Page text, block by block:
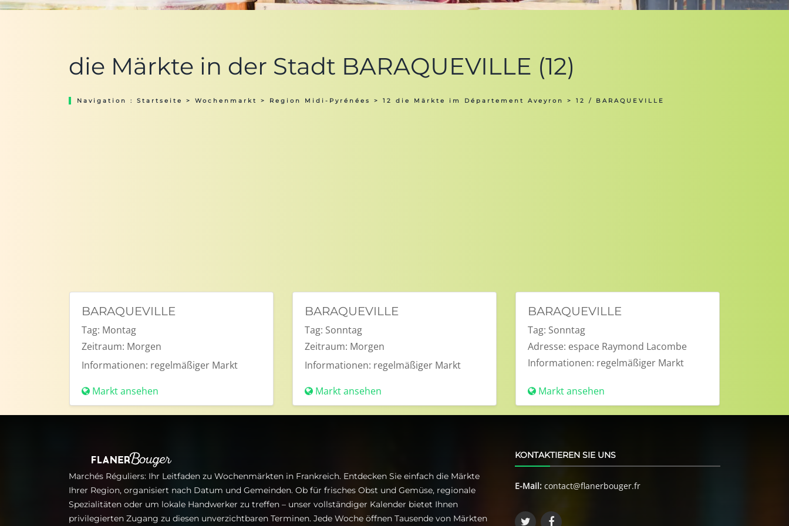
die Märkte in der Stadt BARAQUEVILLE (12)
Navigation : Startseite > Wochenmarkt > Region Midi-Pyrénées > 12 die Märkte im Département Aveyron > 12 / BARAQUEVILLE
BARAQUEVILLE
Tag: Montag
Zeitraum: Morgen
Informationen: regelmäßiger Markt
Markt ansehen
BARAQUEVILLE
Tag: Sonntag
Zeitraum: Morgen
Informationen: regelmäßiger Markt
Markt ansehen
BARAQUEVILLE
Tag: Sonntag
Adresse: espace Raymond Lacombe
Informationen: regelmäßiger Markt
Markt ansehen
Marchés Réguliers: Ihr Leitfaden zu Wochenmärkten in Frankreich. Entdecken Sie einfach die Märkte
Ihrer Region, organisiert nach Datum und Gemeinden. Ob für frisches Obst und Gemüse, regionale
Spezialitäten oder um lokale Handwerker zu treffen – unser vollständiger Kalender bietet Ihnen
privilegierten Zugang zu diesen unverzichtbaren Terminen. Jede Woche öffnen Tausende von Märkten
KONTAKTIEREN SIE UNS
E-Mail: contact@flanerbouger.fr